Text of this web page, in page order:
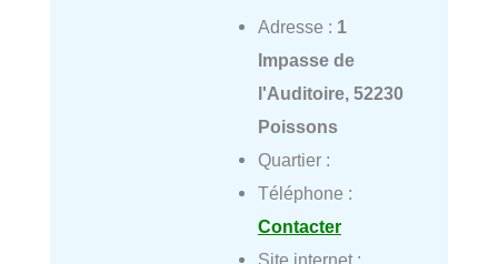
Adresse : 1
Impasse de
l'Auditoire, 52230
Poissons
Quartier :
Téléphone :
Contacter
Site internet :